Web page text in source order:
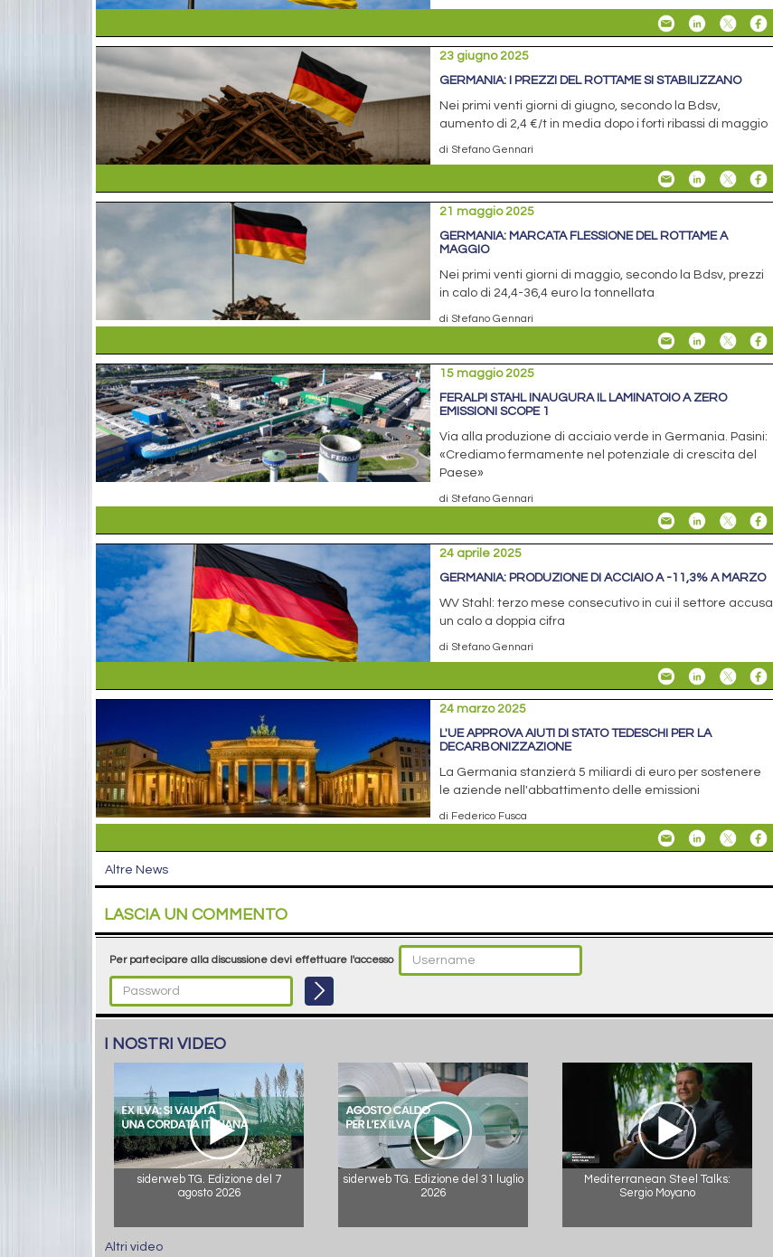
23 giugno 2025
GERMANIA: I PREZZI DEL ROTTAME SI STABILIZZANO
Nei primi venti giorni di giugno, secondo la Bdsv,
aumento di 2,4 €/t in media dopo i forti ribassi di maggio
di Stefano Gennari
21 maggio 2025
GERMANIA: MARCATA FLESSIONE DEL ROTTAME A
MAGGIO
Nei primi venti giorni di maggio, secondo la Bdsv, prezzi
in calo di 24,4-36,4 euro la tonnellata
di Stefano Gennari
15 maggio 2025
FERALPI STAHL INAUGURA IL LAMINATOIO A ZERO
EMISSIONI SCOPE 1
Via alla produzione di acciaio verde in Germania. Pasini:
«Crediamo fermamente nel potenziale di crescita del
Paese»
di Stefano Gennari
24 aprile 2025
GERMANIA: PRODUZIONE DI ACCIAIO A -11,3% A MARZO
WV Stahl: terzo mese consecutivo in cui il settore accusa
un calo a doppia cifra
di Stefano Gennari
24 marzo 2025
L'UE APPROVA AIUTI DI STATO TEDESCHI PER LA
DECARBONIZZAZIONE
La Germania stanzierà 5 miliardi di euro per sostenere
le aziende nell'abbattimento delle emissioni
di Federico Fusca
Altre News
LASCIA UN COMMENTO
Per partecipare alla discussione devi effettuare l'accesso
I NOSTRI VIDEO
siderweb TG. Edizione del 7
agosto 2026
siderweb TG. Edizione del 31 luglio
2026
Mediterranean Steel Talks:
Sergio Moyano
Altri video